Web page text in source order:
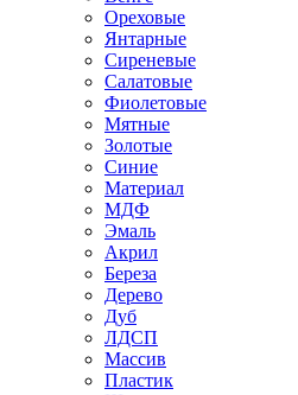
Ореховые
Янтарные
Сиреневые
Салатовые
Фиолетовые
Мятные
Золотые
Синие
Материал
МДФ
Эмаль
Акрил
Береза
Дерево
Дуб
ЛДСП
Массив
Пластик